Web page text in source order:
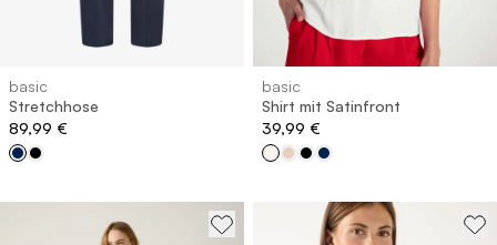
basic
Stretchhose
89,99 €
basic
Shirt mit Satinfront
39,99 €